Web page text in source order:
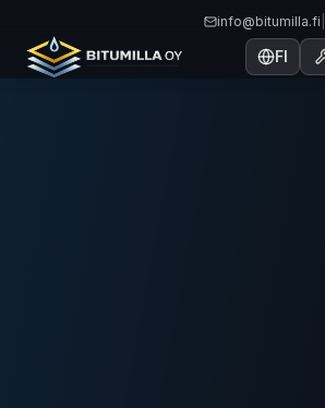
info@bitumilla.fi
FI